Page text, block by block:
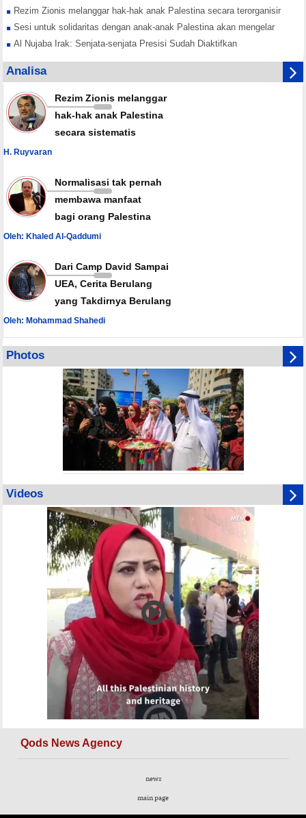
Rezim Zionis melanggar hak-hak anak Palestina secara terorganisir
Sesi untuk solidaritas dengan anak-anak Palestina akan mengelar
Al Nujaba Irak: Senjata-senjata Presisi Sudah Diaktifkan
Hamas Tekankan Rekonsiliasi Nasional Lawan Konspirasi Israel
Yordania Buka Jalur Perdagangan dengan Suriah
Analisa
Rezim Zionis melanggar
hak-hak anak Palestina
secara sistematis
H. Ruyvaran
Normalisasi tak pernah
membawa manfaat
bagi orang Palestina
Oleh: Khaled Al-Qaddumi
Dari Camp David Sampai
UEA, Cerita Berulang
yang Takdirnya Berulang
Oleh: Mohammad Shahedi
Photos
Videos
Qods News Agency
news
main page